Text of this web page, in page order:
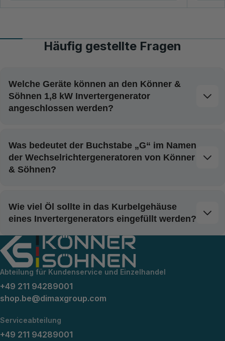
Häufig gestellte Fragen
Welche Geräte können an den Könner &
Söhnen 1,8 kW Invertergenerator
angeschlossen werden?
Was bedeutet der Buchstabe „G“ im Namen
der Wechselrichtergeneratoren von Könner
& Söhnen?
Wie viel Öl sollte in das Kurbelgehäuse
eines Invertergenerators eingefüllt werden?
Abteilung für Kundenservice und Einzelhandel
+49 211 94289001
shop.be@dimaxgroup.com
Serviceabteilung
+49 211 94289001